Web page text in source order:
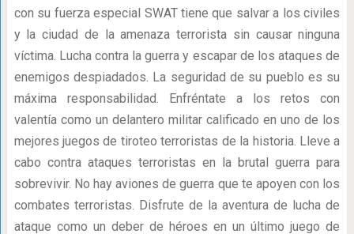
con su fuerza especial SWAT tiene que salvar a los civiles
y la ciudad de la amenaza terrorista sin causar ninguna
víctima. Lucha contra la guerra y escapar de los ataques de
enemigos despiadados. La seguridad de su pueblo es su
máxima responsabilidad. Enfréntate a los retos con
valentía como un delantero militar calificado en uno de los
mejores juegos de tiroteo terroristas de la historia. Lleve a
cabo contra ataques terroristas en la brutal guerra para
sobrevivir. No hay aviones de guerra que te apoyen con los
combates terroristas. Disfrute de la aventura de lucha de
ataque como un deber de héroes en un último juego de